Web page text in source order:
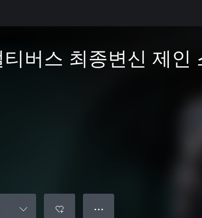
티버스 최종변신 제인
● ● ●